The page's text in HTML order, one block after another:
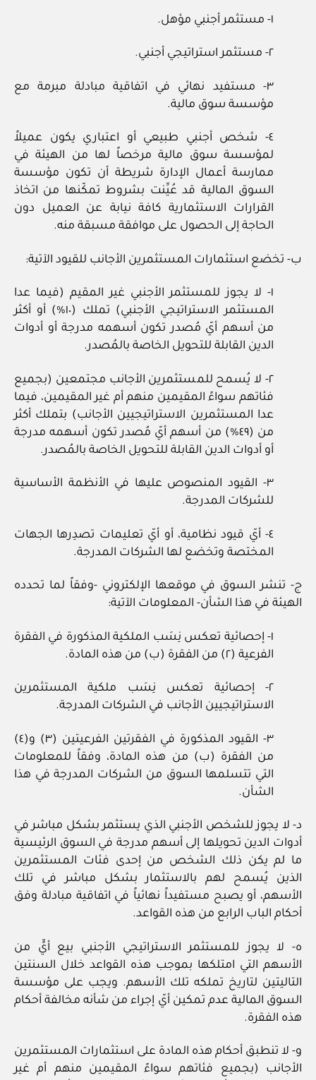
١- مستثمر أجنبي مؤهل.
٢- مستثمر استراتيجي أجنبي.
٣- مستفيد نهائي في اتفاقية مبادلة مبرمة مع
مؤسسة سوق مالية.
٤- شخص أجنبي طبيعي أو اعتباري يكون عميلاً
لمؤسسة سوق مالية مرخصاً لها من الهيئة في
ممارسة أعمال الإدارة شريطة أن تكون مؤسسة
السوق المالية قد عُيِّنت بشروط تمكّنها من اتخاذ
القرارات الاستثمارية كافة نيابة عن العميل دون
الحاجة إلى الحصول على موافقة مسبقة منه.
ب- تخضع استثمارات المستثمرين الأجانب للقيود الآتية:
١- لا يجوز للمستثمر الأجنبي غير المقيم (فيما عدا
المستثمر الاستراتيجي الأجنبي) تملك (١٠%) أو أكثر
من أسهم أيّ مُصدر تكون أسهمه مدرجة أو أدوات
الدين القابلة للتحويل الخاصة بالمُصدر.
٢- لا يُسمح للمستثمرين الأجانب مجتمعين (بجميع
فئاتهم سواءً المقيمين منهم أم غير المقيمين، فيما
عدا المستثمرين الاستراتيجيين الأجانب) بتملك أكثر
من (٤٩%) من أسهم أيّ مُصدر تكون أسهمه مدرجة
أو أدوات الدين القابلة للتحويل الخاصة بالمُصدر.
٣- القيود المنصوص عليها في الأنظمة الأساسية
للشركات المدرجة.
٤- أيّ قيود نظامية، أو أيّ تعليمات تصدِرها الجهات
المختصة وتخضع لها الشركات المدرجة.
ج- تنشر السوق في موقعها الإلكتروني -وفقاً لما تحدده
الهيئة في هذا الشأن- المعلومات الآتية:
١- إحصائية تعكس نِسَب الملكية المذكورة في الفقرة
الفرعية (٢) من الفقرة (ب) من هذه المادة.
٢- إحصائية تعكس نِسَب ملكية المستثمرين
الاستراتيجيين الأجانب في الشركات المدرجة.
٣- القيود المذكورة في الفقرتين الفرعيتين (٣) و(٤)
من الفقرة (ب) من هذه المادة، وفقاً للمعلومات
التي تتسلمها السوق من الشركات المدرجة في هذا
الشأن.
د- لا يجوز للشخص الأجنبي الذي يستثمر بشكل مباشر في
أدوات الدين تحويلها إلى أسهم مدرجة في السوق الرئيسية
ما لم يكن ذلك الشخص من إحدى فئات المستثمرين
الذين يُسمح لهم بالاستثمار بشكل مباشر في تلك
الأسهم، أو يصبح مستفيداً نهائياً في اتفاقية مبادلة وفق
أحكام الباب الرابع من هذه القواعد.
ه- لا يجوز للمستثمر الاستراتيجي الأجنبي بيع أيٍّ من
الأسهم التي امتلكها بموجب هذه القواعد خلال السنتين
التاليتين لتاريخ تملكه تلك الأسهم. ويجب على مؤسسة
السوق المالية عدم تمكين أيّ إجراء من شأنه مخالفة أحكام
هذه الفقرة.
و- لا تنطبق أحكام هذه المادة على استثمارات المستثمرين
الأجانب (بجميع فئاتهم سواءً المقيمين منهم أم غير